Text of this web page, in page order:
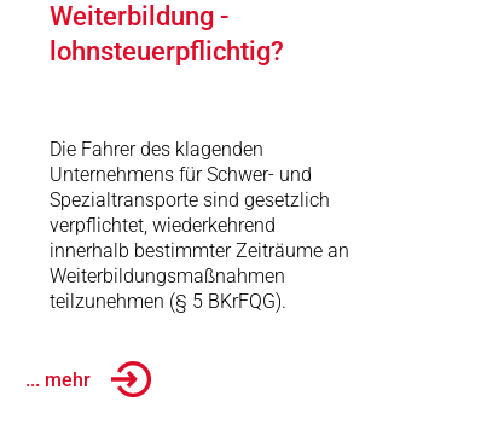
Weiterbildung -
lohnsteuerpflichtig?
Die Fahrer des klagenden
Unternehmens für Schwer- und
Spezialtransporte sind gesetzlich
verpflichtet, wiederkehrend
innerhalb bestimmter Zeiträume an
Weiterbildungsmaßnahmen
teilzunehmen (§ 5 BKrFQG).
... mehr